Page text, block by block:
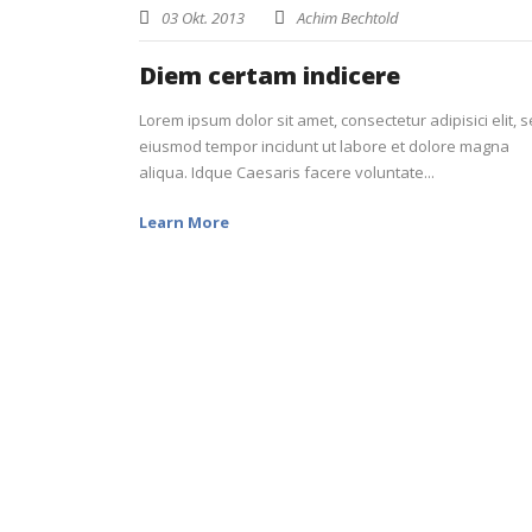
03 Okt. 2013 Achim Bechtold
Diem certam indicere
Lorem ipsum dolor sit amet, consectetur adipisici elit,
eiusmod tempor incidunt ut labore et dolore magna
aliqua. Idque Caesaris facere voluntate...
Learn More